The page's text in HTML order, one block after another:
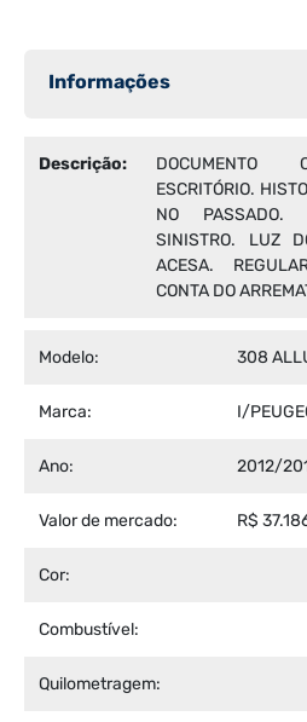
Informações
Descrição:
ESCRITÓRIO.
NO PASSADO.
SINISTRO. LUZ
ACESA.
CONTA DO
Modelo: 308
Marca: I/
Ano: 2012/
Valor de mercado: R$
Cor:
Combustível:
Quilometragem: